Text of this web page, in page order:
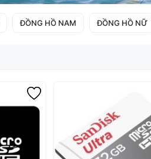
ĐỒNG HỒ NAM ĐỒNG HỒ NỮ